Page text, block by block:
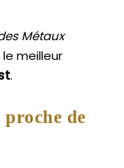
Métaux
meilleur
.
proche de